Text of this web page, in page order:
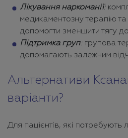
Лікування наркоманії:
медикаментозну терапію та
допомогти зменшити тягу до
Підтримка груп: групова
допомагають залежним
Альтернативи
варіанти?
Для пацієнтів, які потребують